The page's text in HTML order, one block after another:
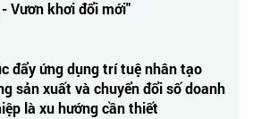
Vươn khơi đổi mới"
đẩy ứng dụng trí tuệ nhân tạo
sản xuất và chuyển đổi số doanh
là xu hướng cần thiết